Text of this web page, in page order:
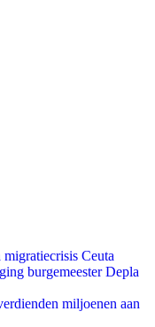
Ceuta
burgemeester Depla
miljoenen aan